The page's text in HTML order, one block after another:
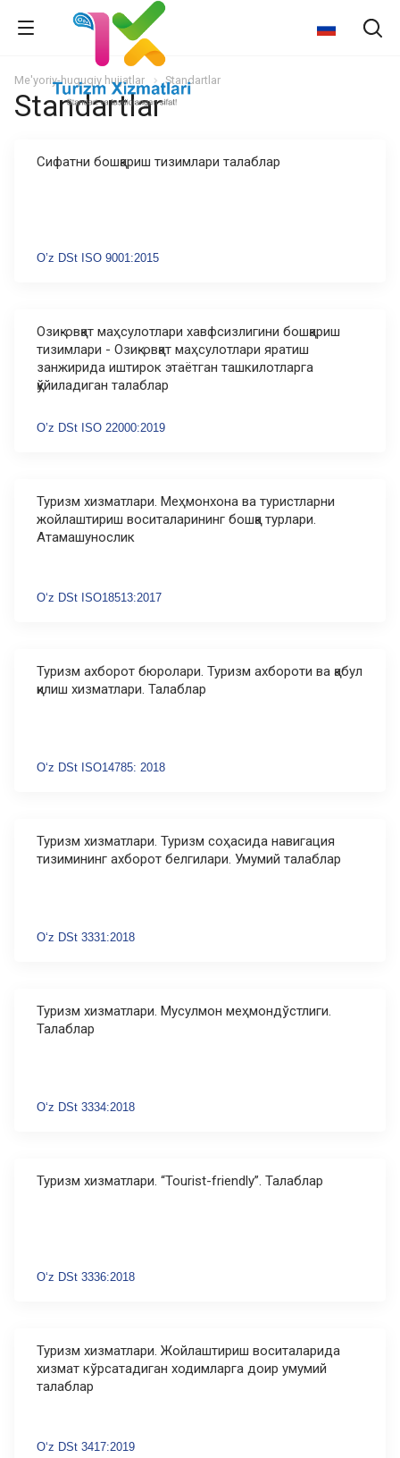
Me'yoriy-huquqiy hujjatlar Standartlar
Standartlar
Сифатни бошқариш тизимлари талаблар
O’z DSt ISO 9001:2015
Озиқ-овқат маҳсулотлари хавфсизлигини бошқариш
тизимлари - Озиқ-овқат маҳсулотлари яратиш
занжирида иштирок этаётган ташкилотларга
қўйиладиган талаблар
O’z DSt ISO 22000:2019
Туризм хизматлари. Меҳмонхона ва туристларни
жойлаштириш воситаларининг бошқа турлари.
Атамашунослик
Oʻz DSt ISO18513:2017
Туризм ахборот бюролари. Туризм ахбороти ва қабул
қилиш хизматлари. Талаблар
Oʻz DSt ISO14785: 2018
Туризм хизматлари. Туризм соҳасида навигация
тизимининг ахборот белгилари. Умумий талаблар
O‘z DSt 3331:2018
Туризм хизматлари. Мусулмон меҳмондўстлиги.
Талаблар
Oʻz DSt 3334:2018
Туризм хизматлари. “Tourist-friendly”. Талаблар
Oʻz DSt 3336:2018
Туризм хизматлари. Жойлаштириш воситаларида
хизмат кўрсатадиган ходимларга доир умумий
талаблар
Oʻz DSt 3417:2019